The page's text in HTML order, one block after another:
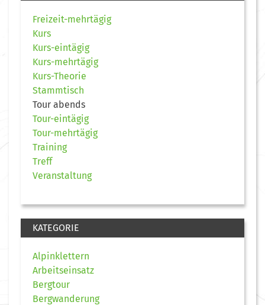
Freizeit-mehrtägig
Kurs
Kurs-eintägig
Kurs-mehrtägig
Kurs-Theorie
Stammtisch
Tour abends
Tour-eintägig
Tour-mehrtägig
Training
Treff
Veranstaltung
KATEGORIE
Alpinklettern
Arbeitseinsatz
Bergtour
Bergwanderung